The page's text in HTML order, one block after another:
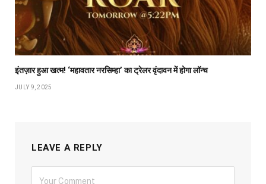
इंतज़ार हुआ खत्म! ‘महावतार नरसिम्हा’ का ट्रेलर वृंदावन में होगा लॉन्च
JULY 9, 2025
LEAVE A REPLY